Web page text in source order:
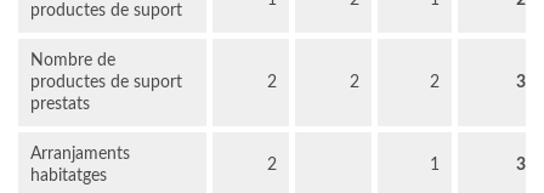
productes de suport
Nombre de
productes de suport
prestats
2 2 2 3
Arranjaments
habitatges
2 1 3